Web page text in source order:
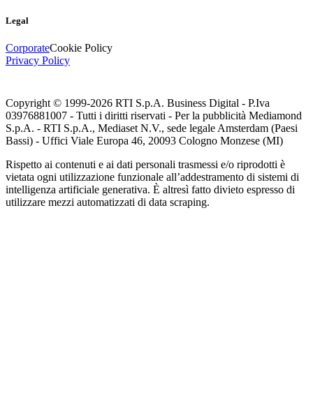
Legal
CorporateCookie Policy
Privacy Policy
Copyright © 1999-2026 RTI S.p.A. Business Digital - P.Iva
03976881007 - Tutti i diritti riservati - Per la pubblicità Mediamond
S.p.A. - RTI S.p.A., Mediaset N.V., sede legale Amsterdam (Paesi
Bassi) - Uffici Viale Europa 46, 20093 Cologno Monzese (MI)
Rispetto ai contenuti e ai dati personali trasmessi e/o riprodotti è
vietata ogni utilizzazione funzionale all’addestramento di sistemi di
intelligenza artificiale generativa. È altresì fatto divieto espresso di
utilizzare mezzi automatizzati di data scraping.